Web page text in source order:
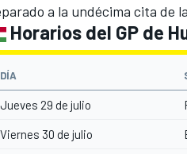
a la undécima cita de
Horarios del GP de
DÍA
Jueves 29 de julio
Viernes 30 de julio